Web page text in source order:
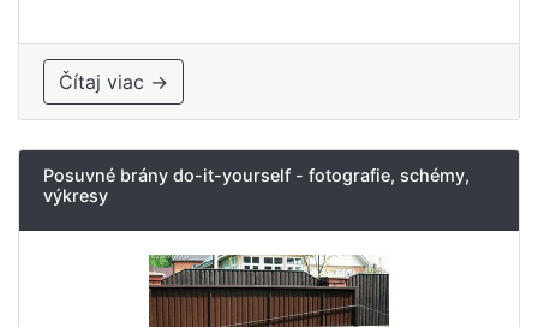
Čítaj viac →
Posuvné brány do-it-yourself - fotografie, schémy,
výkresy